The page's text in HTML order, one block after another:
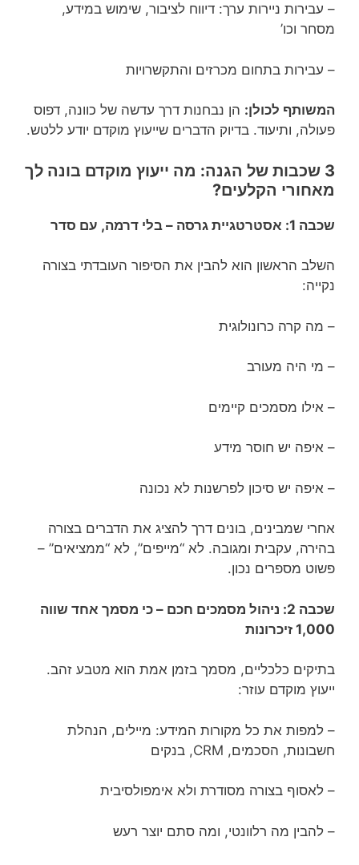
– עבירות ניירות ערך: דיווח לציבור, שימוש במידע,
מסחר וכו’
– עבירות בתחום מכרזים והתקשרויות
המשותף לכולן: הן נבחנות דרך עדשה של כוונה, דפוס
פעולה, ותיעוד. בדיוק הדברים שייעוץ מוקדם יודע ללטש.
3 שכבות של הגנה: מה ייעוץ מוקדם בונה לך
מאחורי הקלעים?
שכבה 1: אסטרטגיית גרסה – בלי דרמה, עם סדר
השלב הראשון הוא להבין את הסיפור העובדתי בצורה
נקייה:
– מה קרה כרונולוגית
– מי היה מעורב
– אילו מסמכים קיימים
– איפה יש חוסר מידע
– איפה יש סיכון לפרשנות לא נכונה
אחרי שמבינים, בונים דרך להציג את הדברים בצורה
בהירה, עקבית ומגובה. לא “מייפים”, לא “ממציאים” –
פשוט מספרים נכון.
שכבה 2: ניהול מסמכים חכם – כי מסמך אחד שווה
1,000 זיכרונות
בתיקים כלכליים, מסמך בזמן אמת הוא מטבע זהב.
ייעוץ מוקדם עוזר:
– למפות את כל מקורות המידע: מיילים, הנהלת
חשבונות, הסכמים, CRM, בנקים
– לאסוף בצורה מסודרת ולא אימפולסיבית
– להבין מה רלוונטי, ומה סתם יוצר רעש